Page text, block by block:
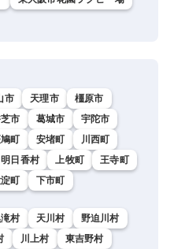
市 天理市
橿原市
市 葛城市
宇陀市
町 安堵町
川西町
明日香村 上牧町
王寺町
町 下市町
村 天川村
野迫川村
川上村 東吉野村